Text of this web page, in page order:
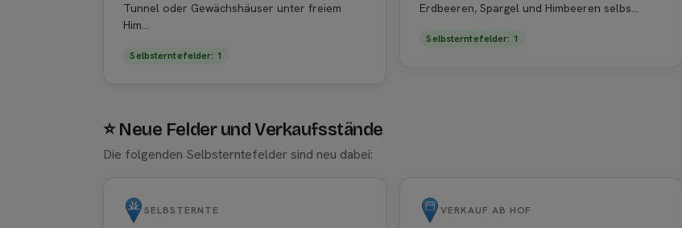
Tunnel oder Gewächshäuser unter freiem
Him...
Selbsterntefelder: 1
Erdbeeren, Spargel und Himbeeren selbs...
Selbsterntefelder: 1
⭐ Neue Felder und Verkaufsstände
Die folgenden Selbsterntefelder sind neu dabei:
SELBSTERNTE VERKAUF AB HOF